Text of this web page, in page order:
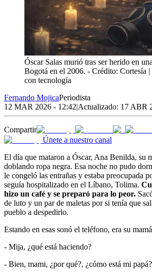
Óscar Salas murió tras ser herido en
Bogotá en el 2006. - Crédito: Cortesía |
con tecnología
Fernando MojicaPeriodista
12 MAR 2026 - 12:42|Actualizado: 17 ABR
Compartir
Únete a nuestro canal
El día que mataron a Óscar, Ana Benilda, su
doblando ropa negra. Esa noche no pudo
le congeló las entrañas y estaba preocupada
seguía hospitalizado en el Líbano, Tolima.
hizo un café y se preparó para lo peor.
de luto y un par de maletas por si tenía que
pueblo a despedirlo.
Estando en esas sonó el teléfono, era su
- Mija, ¿qué está haciendo?
- Bien, mami, ¿por qué?, ¿cómo está mi papá?